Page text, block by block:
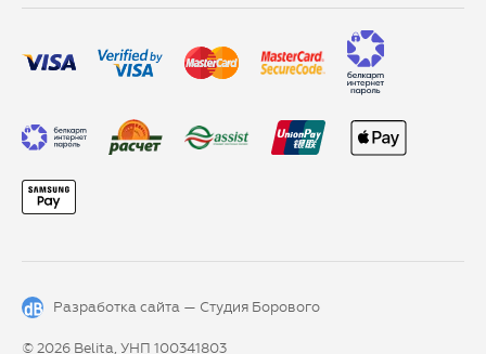
Разработка сайта — Студия Борового
© 2026 Belita, УНП 100341803